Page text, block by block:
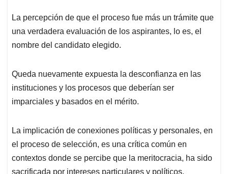
La percepción de que el proceso fue más un trámite que
una verdadera evaluación de los aspirantes, lo es, el
nombre del candidato elegido.
Queda nuevamente expuesta la desconfianza en las
instituciones y los procesos que deberían ser
imparciales y basados en el mérito.
La implicación de conexiones políticas y personales, en
el proceso de selección, es una crítica común en
contextos donde se percibe que la meritocracia, ha sido
sacrificada por intereses particulares y políticos.